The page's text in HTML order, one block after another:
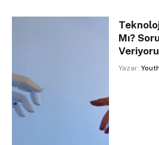
Mı?
Yazar: